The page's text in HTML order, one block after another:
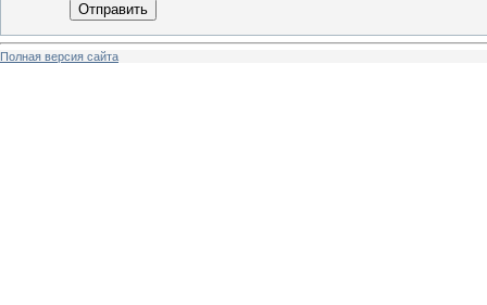
Отправить
Полная версия сайта